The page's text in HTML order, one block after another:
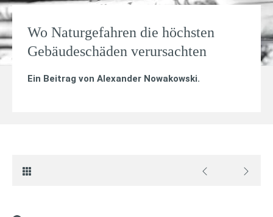
Wo Naturgefahren die höchsten
Gebäudeschäden verursachten
Ein Beitrag von Alexander Nowakowski.